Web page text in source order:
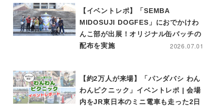
【イベントレポ】「SEMBA
MIDOSUJI DOGFES」におでかけわ
んこ部が出展！オリジナル缶バッチの
配布を実施
2026.07.01
【約2万人が来場】「パンダバシ わん
わんピクニック」イベントレポ | 会場
内をJR東日本のミニ電車も走った2日